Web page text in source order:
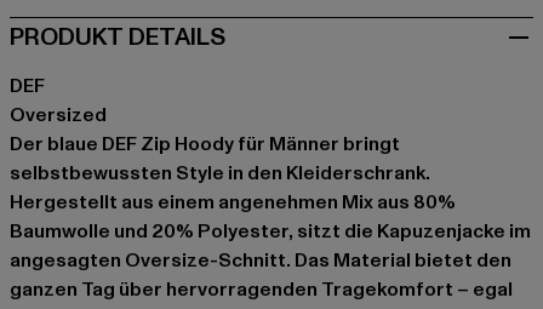
PRODUKT DETAILS
DEF
Oversized
Der blaue DEF Zip Hoody für Männer bringt
selbstbewussten Style in den Kleiderschrank.
Hergestellt aus einem angenehmen Mix aus 80%
Baumwolle und 20% Polyester, sitzt die Kapuzenjacke im
angesagten Oversize-Schnitt. Das Material bietet den
ganzen Tag über hervorragenden Tragekomfort – egal